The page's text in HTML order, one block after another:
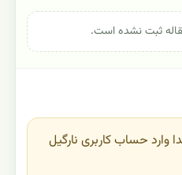
ثبت نشده است.
وارد حساب کاربری نارگیل